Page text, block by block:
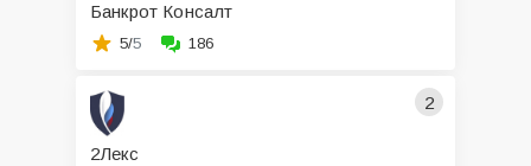
Банкрот Консалт
5/5 186
2
2Лекс